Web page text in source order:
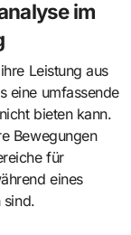
im
Leistung aus
eine umfassende
bieten kann.
Bewegungen
für
eines
sind.